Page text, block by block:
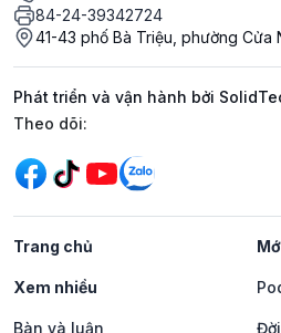
84-24-39342724
41-43 phố Bà Triệu, phường Cửa
Phát triển và vận hành bởi
Mạng xã hội
Theo dõi:
Trang chủ
Xem nhiều
Bàn và luận